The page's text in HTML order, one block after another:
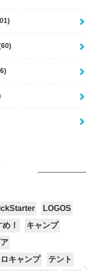
LOGOS
！
キャンプ
キャンプ
テント